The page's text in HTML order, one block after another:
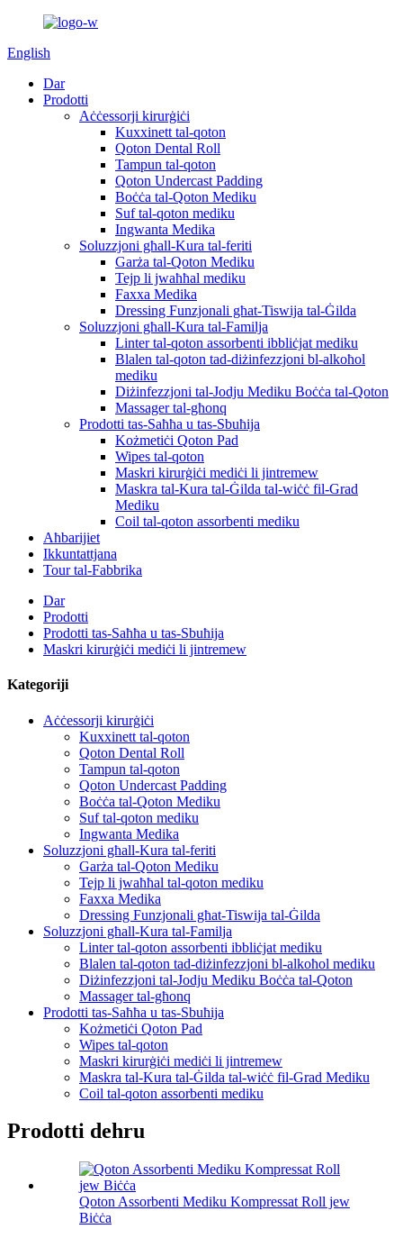
English
Dar
Prodotti
Aċċessorji kirurġiċi
Kuxxinett tal-qoton
Qoton Dental Roll
Tampun tal-qoton
Qoton Undercast Padding
Boċċa tal-Qoton Mediku
Suf tal-qoton mediku
Ingwanta Medika
Soluzzjoni għall-Kura tal-feriti
Garża tal-Qoton Mediku
Tejp li jwaħħal mediku
Faxxa Medika
Dressing Funzjonali għat-Tiswija tal-Ġilda
Soluzzjoni għall-Kura tal-Familja
Linter tal-qoton assorbenti ibbliċjat mediku
Blalen tal-qoton tad-diżinfezzjoni bl-alkoħol
mediku
Diżinfezzjoni tal-Jodju Mediku Boċċa tal-Qoton
Massager tal-għonq
Prodotti tas-Saħħa u tas-Sbuħija
Kożmetiċi Qoton Pad
Wipes tal-qoton
Maskri kirurġiċi mediċi li jintremew
Maskra tal-Kura tal-Ġilda tal-wiċċ fil-Grad
Mediku
Coil tal-qoton assorbenti mediku
Aħbarijiet
Ikkuntattjana
Tour tal-Fabbrika
Dar
Prodotti
Prodotti tas-Saħħa u tas-Sbuħija
Maskri kirurġiċi mediċi li jintremew
Kategoriji
Aċċessorji kirurġiċi
Kuxxinett tal-qoton
Qoton Dental Roll
Tampun tal-qoton
Qoton Undercast Padding
Boċċa tal-Qoton Mediku
Suf tal-qoton mediku
Ingwanta Medika
Soluzzjoni għall-Kura tal-feriti
Garża tal-Qoton Mediku
Tejp li jwaħħal tal-qoton mediku
Faxxa Medika
Dressing Funzjonali għat-Tiswija tal-Ġilda
Soluzzjoni għall-Kura tal-Familja
Linter tal-qoton assorbenti ibbliċjat mediku
Blalen tal-qoton tad-diżinfezzjoni bl-alkoħol mediku
Diżinfezzjoni tal-Jodju Mediku Boċċa tal-Qoton
Massager tal-għonq
Prodotti tas-Saħħa u tas-Sbuħija
Kożmetiċi Qoton Pad
Wipes tal-qoton
Maskri kirurġiċi mediċi li jintremew
Maskra tal-Kura tal-Ġilda tal-wiċċ fil-Grad Mediku
Coil tal-qoton assorbenti mediku
Prodotti dehru
Qoton Assorbenti Mediku Kompressat Roll jew
Biċċa